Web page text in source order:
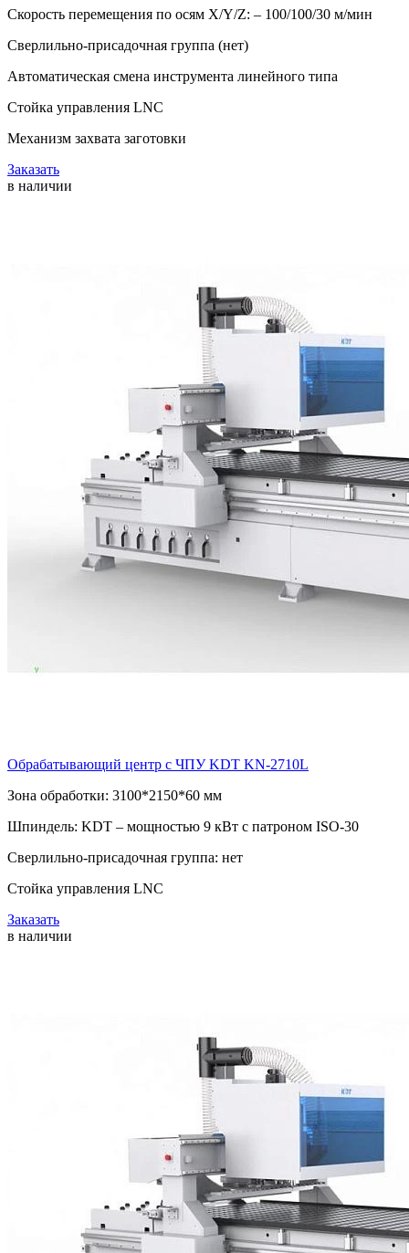
Скорость перемещения по осям X/Y/Z: – 100/100/30 м/мин
Сверлильно-присадочная группа (нет)
Автоматическая смена инструмента линейного типа
Стойка управления LNC
Механизм захвата заготовки
Заказать
в наличии
Обрабатывающий центр с ЧПУ KDT KN-2710L
Зона обработки: 3100*2150*60 мм
Шпиндель: KDT – мощностью 9 кВт с патроном ISO-30
Сверлильно-присадочная группа: нет
Стойка управления LNC
Заказать
в наличии